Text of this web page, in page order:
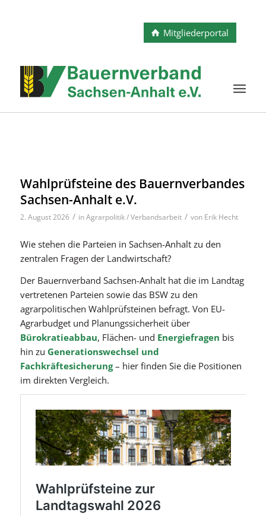
Mitgliederportal
Wahlprüfsteine des Bauernverbandes
Sachsen-Anhalt e.V.
2. August 2026 / inAgrarpolitik / Verbandsarbeit / von Erik Hecht
Wie stehen die Parteien in Sachsen-Anhalt zu den
zentralen Fragen der Landwirtschaft?
Der Bauernverband Sachsen-Anhalt hat die im Landtag
vertretenen Parteien sowie das BSW zu den
agrarpolitischen Wahlprüfsteinen befragt. Von EU-
Agrarbudget und Planungssicherheit über
Bürokratieabbau, Flächen- und Energiefragen bis
hin zu Generationswechsel und
Fachkräftesicherung– hier finden Sie die Positionen
im direkten Vergleich.